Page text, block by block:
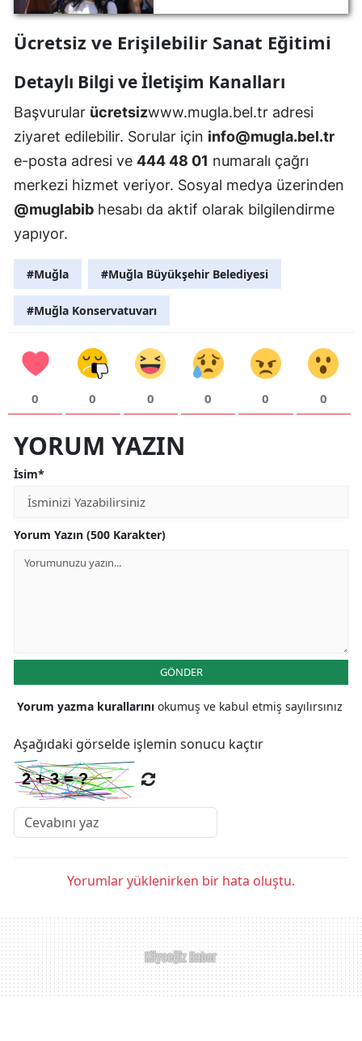
Ücretsiz ve Erişilebilir Sanat Eğitimi
Detaylı Bilgi ve İletişim Kanalları
Başvurular ücretsizwww.mugla.bel.tr adresi
ziyaret edilebilir. Sorular için info@mugla.bel.tr
e-posta adresi ve 444 48 01 numaralı çağrı
merkezi hizmet veriyor. Sosyal medya üzerinden
@muglabib hesabı da aktif olarak bilgilendirme
yapıyor.
#Muğla #Muğla Büyükşehir Belediyesi
#Muğla Konservatuvarı
0 0 0 0 0 0
YORUM YAZIN
İsim*
Yorum Yazın (500 Karakter)
GÖNDER
Yorum yazma kurallarını okumuş ve kabul etmiş sayılırsınız
Aşağıdaki görselde işlemin sonucu kaçtır
Yorumlar yüklenirken bir hata oluştu.